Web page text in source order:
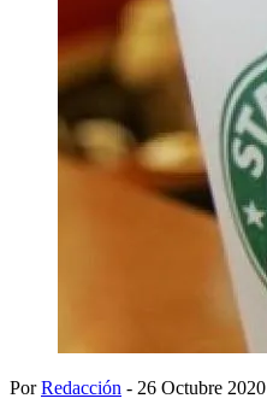
PorRedacción - 26 Octubre 2020